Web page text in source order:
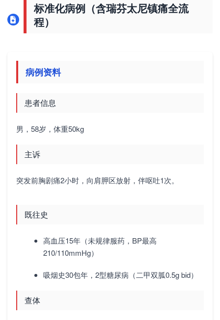
标准化病例（含瑞芬太尼镇痛全流
程）
病例资料
患者信息
男，58岁，体重50kg
主诉
突发前胸剧痛2小时，向肩胛区放射，伴呕吐1次。
既往史
高血压15年（未规律服药，BP最高
210/110mmHg）
吸烟史30包年，2型糖尿病（二甲双胍0.5g bid）
查体